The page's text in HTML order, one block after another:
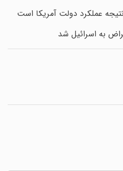
عملکرد دولت آمریکا است
به اسرائیل شد